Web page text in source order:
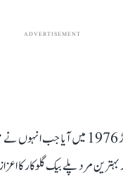
ADVERTISEMENT
ان کی زندگی کا اہم موڑ 1976 میں
مرد پلے بیک گلوکار کا